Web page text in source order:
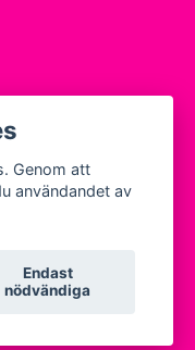
Genom att
användandet av
Endast
nödvändiga